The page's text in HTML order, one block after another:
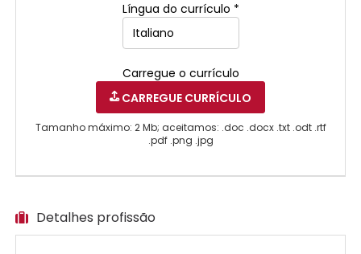
Língua do currículo *
Carregue o currículo
CARREGUE CURRÍCULO
Tamanho máximo: 2 Mb; aceitamos: .doc .docx .txt .odt .rtf
.pdf .png .jpg
Detalhes profissão